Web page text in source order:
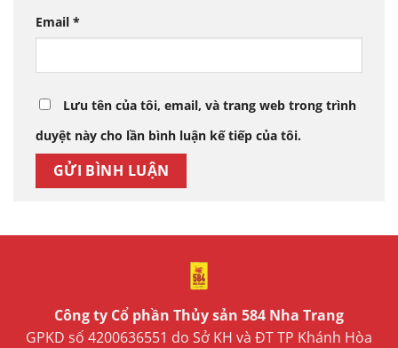
Email *
Lưu tên của tôi, email, và trang web trong trình
duyệt này cho lần bình luận kế tiếp của tôi.
Công ty Cổ phần Thủy sản 584 Nha Trang
GPKD số 4200636551 do Sở KH và ĐT TP Khánh Hòa